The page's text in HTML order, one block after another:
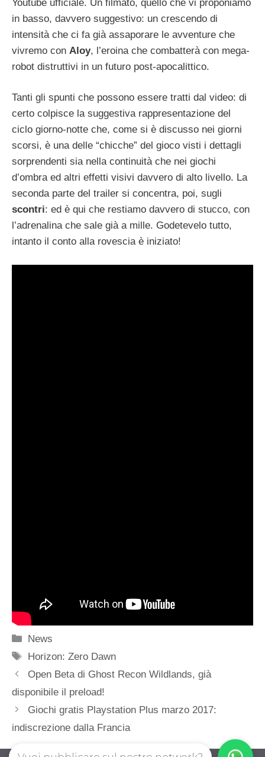
Youtube ufficiale. Un filmato, quello che vi proponiamo
in basso, davvero suggestivo: un crescendo di
intensità che ci fa già assaporare le avventure che
vivremo con Aloy, l’eroina che combatterà con mega-
robot distruttivi in un futuro post-apocalittico.
Tanti gli spunti che possono essere tratti dal video: di
certo colpisce la suggestiva rappresentazione del
ciclo giorno-notte che, come si è discusso nei giorni
scorsi, è una delle “chicche” del gioco visti i dettagli
sorprendenti sia nella continuità che nei giochi
d’ombra ed altri effetti visivi davvero di alto livello. La
seconda parte del trailer si concentra, poi, sugli
scontri: ed è qui che restiamo davvero di stucco, con
l’adrenalina che sale già a mille. Godetevelo tutto,
intanto il conto alla rovescia è iniziato!
Categorie
News
Tag
Horizon: Zero Dawn
Open Beta di Ghost Recon Wildlands, già
disponibile il preload!
Giochi gratis Playstation Plus marzo 2017:
indiscrezione dalla Francia